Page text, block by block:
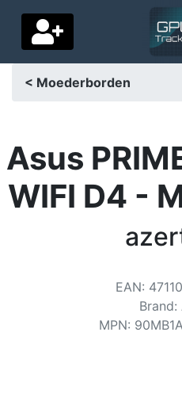
Favoriete bezorgland
Startpagina
Neem contact met ons
< Moederborden
Asus
WIFI D4 -
EAN:
Brand:
MPN: